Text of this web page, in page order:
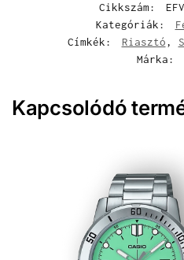
Cikkszám:
Kategóriák:
Címkék:
Riasztó,
Márka:
Kapcsolódó